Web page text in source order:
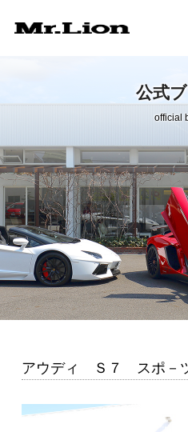
在庫車情報
Factory
自社工場
Official Blog
公式ブログ
公式
official
アウディ Ｓ７ スポ－